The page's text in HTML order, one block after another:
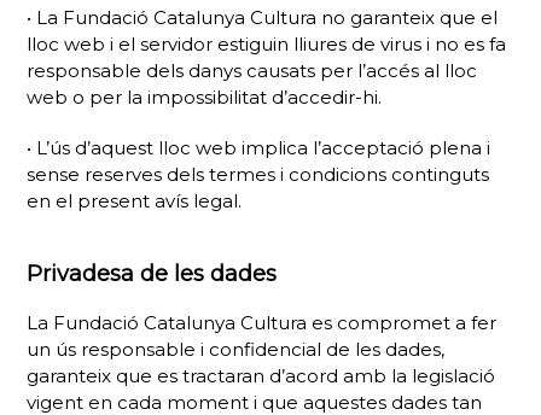
• La Fundació Catalunya Cultura no garanteix que el
lloc web i el servidor estiguin lliures de virus i no es fa
responsable dels danys causats per l’accés al lloc
web o per la impossibilitat d’accedir-hi.
• L’ús d’aquest lloc web implica l’acceptació plena i
sense reserves dels termes i condicions continguts
en el present avís legal.
Privadesa de les dades
La Fundació Catalunya Cultura es compromet a fer
un ús responsable i confidencial de les dades,
garanteix que es tractaran d’acord amb la legislació
vigent en cada moment i que aquestes dades tan